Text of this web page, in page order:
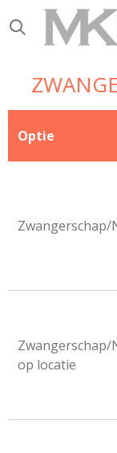
Ga
direct
hoofdinhoud
Optie
Zwangerschap/
Zwangerschap/
op locatie